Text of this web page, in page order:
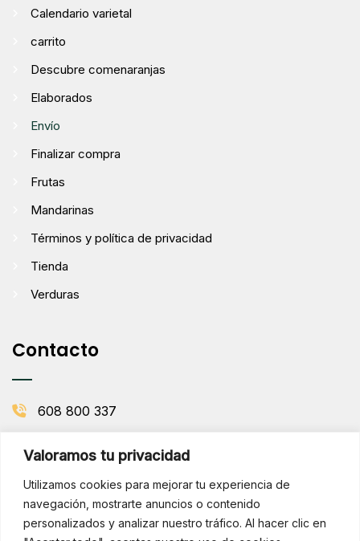
Valoramos tu privacidad
Utilizamos cookies para mejorar tu experiencia de
navegación, mostrarte anuncios o contenido
personalizados y analizar nuestro tráfico. Al hacer clic en
Calendario varietal
carrito
Descubre comenaranjas
Elaborados
Envío
Finalizar compra
Frutas
Mandarinas
Términos y política de privacidad
Tienda
Verduras
Contacto
608 800 337
Picanya, Valencia
BOLETÍN DE LA HUERTA